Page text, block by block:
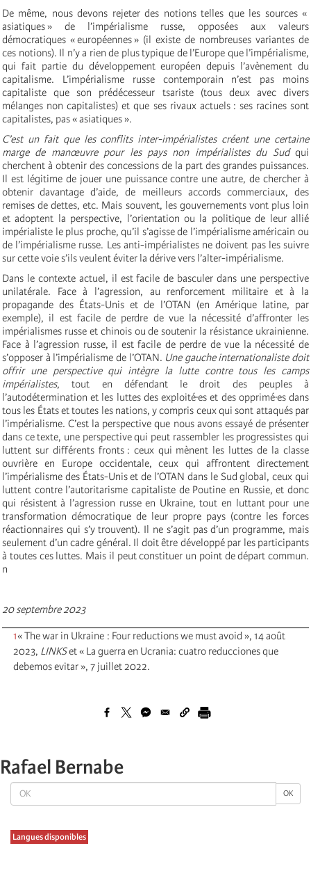
OK OK
Langues disponibles
De même, nous devons rejeter des notions telles que les sources «
asiatiques » de l’impérialisme russe, opposées aux valeurs
démocratiques « européennes » (il existe de nombreuses variantes de
ces notions). Il n’y a rien de plus typique de l’Europe que l’impérialisme,
qui fait partie du développement européen depuis l’avènement du
capitalisme. L’impérialisme russe contemporain n’est pas moins
capitaliste que son prédécesseur tsariste (tous deux avec divers
mélanges non capitalistes) et que ses rivaux actuels : ses racines sont
capitalistes, pas « asiatiques ».
C’est un fait que les conflits inter-impérialistes créent une certaine
marge de manœuvre pour les pays non impérialistes du Sudqui
cherchent à obtenir des concessions de la part des grandes puissances.
Il est légitime de jouer une puissance contre une autre, de chercher à
obtenir davantage d’aide, de meilleurs accords commerciaux, des
remises de dettes, etc. Mais souvent, les gouvernements vont plus loin
et adoptent la perspective, l’orientation ou la politique de leur allié
impérialiste le plus proche, qu’il s’agisse de l’impérialisme américain ou
de l’impérialisme russe. Les anti-impérialistes ne doivent pas les suivre
sur cette voie s’ils veulent éviter la dérive vers l’alter-impérialisme.
Dans le contexte actuel, il est facile de basculer dans une perspective
unilatérale. Face à l’agression, au renforcement militaire et à la
propagande des États-Unis et de l’OTAN (en Amérique latine, par
exemple), il est facile de perdre de vue la nécessité d’affronter les
impérialismes russe et chinois ou de soutenir la résistance ukrainienne.
Face à l’agression russe, il est facile de perdre de vue la nécessité de
s’opposer à l’impérialisme de l’OTAN. Une gauche internationaliste doit
offrir une perspective qui intègre la lutte contre tous les camps
impérialistes, tout en défendant le droit des peuples à
l’autodétermination et les luttes des exploité·es et des opprimé·es dans
tous les États et toutes les nations, y compris ceux qui sont attaqués par
l’impérialisme. C’est la perspective que nous avons essayé de présenter
dans ce texte, une perspective qui peut rassembler les progressistes qui
luttent sur différents fronts : ceux qui mènent les luttes de la classe
ouvrière en Europe occidentale, ceux qui affrontent directement
l’impérialisme des États-Unis et de l’OTAN dans le Sud global, ceux qui
luttent contre l’autoritarisme capitaliste de Poutine en Russie, et donc
qui résistent à l’agression russe en Ukraine, tout en luttant pour une
transformation démocratique de leur propre pays (contre les forces
réactionnaires qui s’y trouvent). Il ne s’agit pas d’un programme, mais
seulement d’un cadre général. Il doit être développé par les participants
à toutes ces luttes. Mais il peut constituer un point de départ commun.
n
20 septembre 2023
1« The war in Ukraine : Four reductions we must avoid », 14 août
2023, LINKSet « La guerra en Ucrania: cuatro reducciones que
debemos evitar », 7 juillet 2022.
Rafael Bernabe